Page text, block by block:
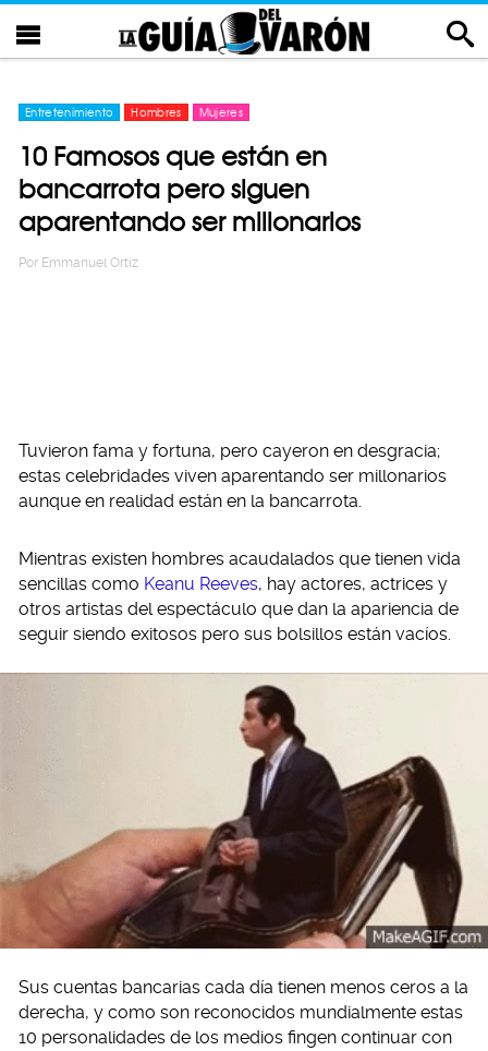
Entretenimiento Hombres Mujeres
10 Famosos que están en
bancarrota pero siguen
aparentando ser millonarios
Por Emmanuel Ortiz
Tuvieron fama y fortuna, pero cayeron en desgracia;
estas celebridades viven aparentando ser millonarios
aunque en realidad están en la bancarrota.
Mientras existen hombres acaudalados que tienen vida
sencillas como Keanu Reeves, hay actores, actrices y
otros artistas del espectáculo que dan la apariencia de
seguir siendo exitosos pero sus bolsillos están vacíos.
Sus cuentas bancarias cada día tienen menos ceros a la
derecha, y como son reconocidos mundialmente estas
10 personalidades de los medios fingen continuar con